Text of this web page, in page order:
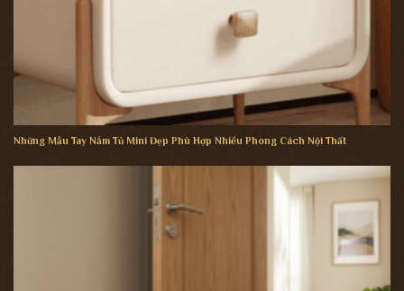
Những Mẫu Tay Nắm Tủ Mini Đẹp Phù Hợp Nhiều Phong Cách Nội Thất